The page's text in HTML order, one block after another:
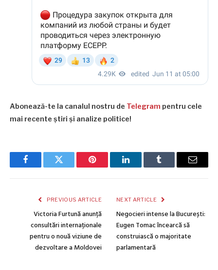
Abonează-te la canalul nostru de Telegram pentru cele
mai recente știri și analize politice!
FacebookTwitter Pinterest LinkedInTumblr Email
PREVIOUS ARTICLE
Victoria Furtună anunță
consultări internaționale
pentru o nouă viziune de
dezvoltare a Moldovei
NEXT ARTICLE
Negocieri intense la București:
Eugen Tomac încearcă să
construiască o majoritate
parlamentară